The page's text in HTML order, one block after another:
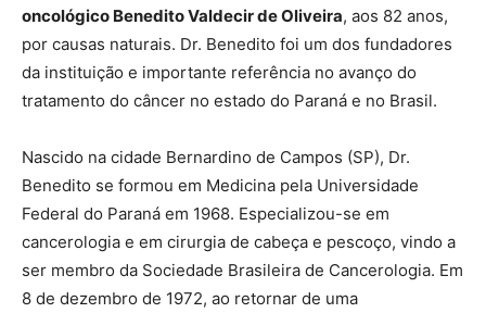
oncológico Benedito Valdecir de Oliveira, aos 82 anos,
por causas naturais. Dr. Benedito foi um dos fundadores
da instituição e importante referência no avanço do
tratamento do câncer no estado do Paraná e no Brasil.
Nascido na cidade Bernardino de Campos (SP), Dr.
Benedito se formou em Medicina pela Universidade
Federal do Paraná em 1968. Especializou-se em
cancerologia e em cirurgia de cabeça e pescoço, vindo a
ser membro da Sociedade Brasileira de Cancerologia. Em
8 de dezembro de 1972, ao retornar de uma